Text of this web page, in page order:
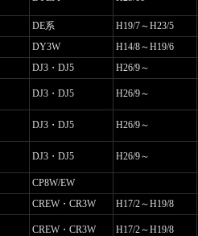
DE系 H19/7～H23/5
DY3W H14/8～H19/6
DJ3・DJ5 H26/9～
DJ3・DJ5 H26/9～
DJ3・DJ5 H26/9～
DJ3・DJ5 H26/9～
CP8W/EW
CREW・CR3W H17/2～H19/8
CREW・CR3W H17/2～H19/8